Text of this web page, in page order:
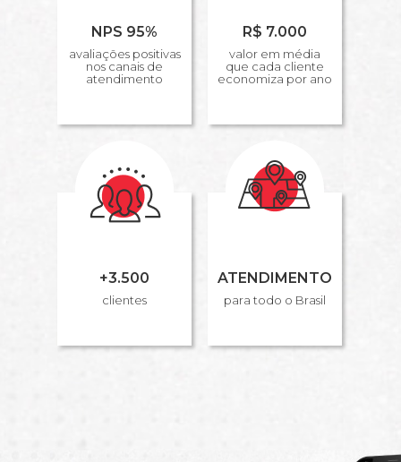
NPS 95%
avaliações positivas
nos canais de
atendimento
R$ 7.000
valor em média
que cada cliente
economiza por ano
+3.500
clientes
ATENDIMENTO
para todo o Brasil